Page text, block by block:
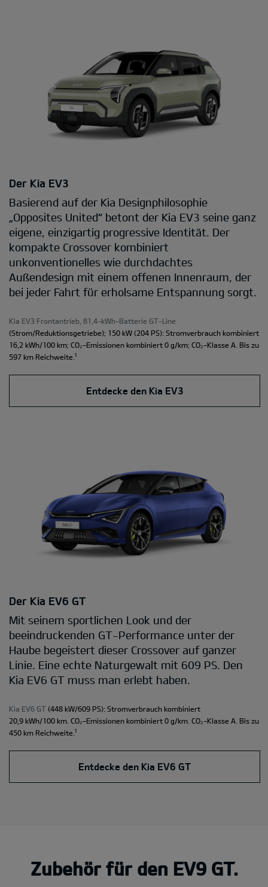
Der Kia EV3
Basierend auf der Kia Designphilosophie
„Opposites United“ betont der Kia EV3 seine ganz
eigene, einzigartig progressive Identität. Der
kompakte Crossover kombiniert
unkonventionelles wie durchdachtes
Außendesign mit einem offenen Innenraum, der
bei jeder Fahrt für erholsame Entspannung sorgt.
Kia EV3 Frontantrieb, 81,4-kWh-Batterie GT-Line
(Strom/Reduktionsgetriebe); 150 kW (204 PS): Stromverbrauch kombiniert
16,2 kWh/100 km; CO₂-Emissionen kombiniert 0 g/km; CO₂-Klasse A. Bis zu
597 km Reichweite. ¹
Entdecke den Kia EV3
Der Kia EV6 GT
Mit seinem sportlichen Look und der
beeindruckenden GT-Performance unter der
Haube begeistert dieser Crossover auf ganzer
Linie. Eine echte Naturgewalt mit 609 PS. Den
Kia EV6 GT muss man erlebt haben.
Kia EV6 GT (448 kW/609 PS): Stromverbrauch kombiniert
20,9 kWh/100 km. CO₂-Emissionen kombiniert 0 g/km. CO₂-Klasse A. Bis zu
450 km Reichweite. ¹
Entdecke den Kia EV6 GT
Zubehör für den EV9 GT.